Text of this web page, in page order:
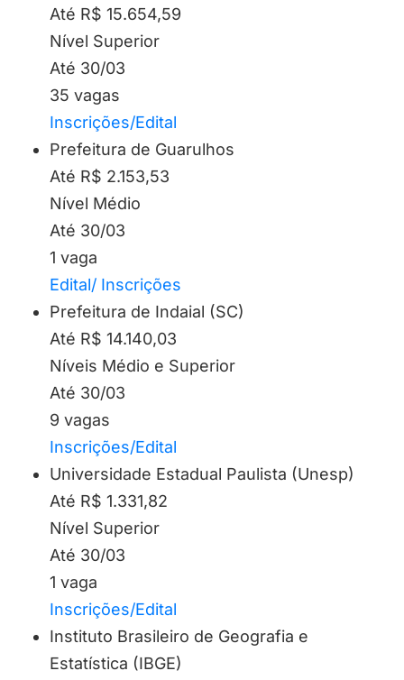
Até R$ 15.654,59
Nível Superior
Até 30/03
35 vagas
Inscrições/Edital
Prefeitura de Guarulhos
Até R$ 2.153,53
Nível Médio
Até 30/03
1 vaga
Edital/ Inscrições
Prefeitura de Indaial (SC)
Até R$ 14.140,03
Níveis Médio e Superior
Até 30/03
9 vagas
Inscrições/Edital
Universidade Estadual Paulista (Unesp)
Até R$ 1.331,82
Nível Superior
Até 30/03
1 vaga
Inscrições/Edital
Instituto Brasileiro de Geografia e
Estatística (IBGE)